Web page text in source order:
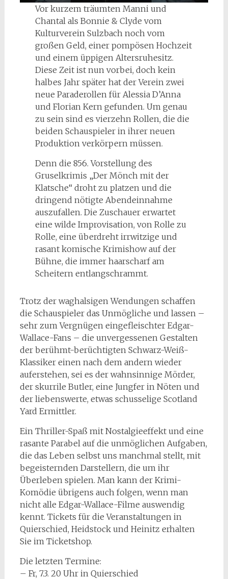
Vor kurzem träumten Manni und
Chantal als Bonnie & Clyde vom
Kulturverein Sulzbach noch vom
großen Geld, einer pompösen Hochzeit
und einem üppigen Altersruhesitz.
Diese Zeit ist nun vorbei, doch kein
halbes Jahr später hat der Verein zwei
neue Paraderollen für Alessia D’Anna
und Florian Kern gefunden. Um genau
zu sein sind es vierzehn Rollen, die die
beiden Schauspieler in ihrer neuen
Produktion verkörpern müssen.
Denn die 856. Vorstellung des
Gruselkrimis „Der Mönch mit der
Klatsche“ droht zu platzen und die
dringend nötigte Abendeinnahme
auszufallen. Die Zuschauer erwartet
eine wilde Improvisation, von Rolle zu
Rolle, eine überdreht irrwitzige und
rasant komische Krimishow auf der
Bühne, die immer haarscharf am
Scheitern entlangschrammt.
Trotz der waghalsigen Wendungen schaffen
die Schauspieler das Unmögliche und lassen –
sehr zum Vergnügen eingefleischter Edgar-
Wallace-Fans – die unvergessenen Gestalten
der berühmt-berüchtigten Schwarz-Weiß-
Klassiker einen nach dem andern wieder
auferstehen, sei es der wahnsinnige Mörder,
der skurrile Butler, eine Jungfer in Nöten und
der liebenswerte, etwas schusselige Scotland
Yard Ermittler.
Ein Thriller-Spaß mit Nostalgieeffekt und eine
rasante Parabel auf die unmöglichen Aufgaben,
die das Leben selbst uns manchmal stellt, mit
begeisternden Darstellern, die um ihr
Überleben spielen. Man kann der Krimi-
Komödie übrigens auch folgen, wenn man
nicht alle Edgar-Wallace-Filme auswendig
kennt. Tickets für die Veranstaltungen in
Quierschied, Heidstock und Heinitz erhalten
Sie im Ticketshop.
Die letzten Termine:
– Fr, 7.3. 20 Uhr in Quierschied